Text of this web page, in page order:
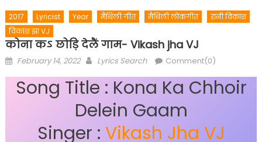
2017 Lyricist Year मैथिली गीत मैथिली लोकगीत
रानी विकाश
विकाश झा VJ
कोना कऽ छोड़ि देलैं गाम- Vikash jha VJ
Posted
February 14, 2022 Author
Lyrics Search Comment(0)
Song Title : Kona Ka Chhoir
Delein Gaam
Singer : Vikash Jha VJ